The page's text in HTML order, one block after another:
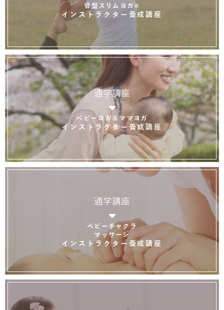
骨盤スリムヨガ®
インストラクター養成講座
通学講座
ベビーヨガ＆ママヨガ
インストラクター養成講座
通学講座
ベビーチャクラ
マッサージ
インストラクター養成講座